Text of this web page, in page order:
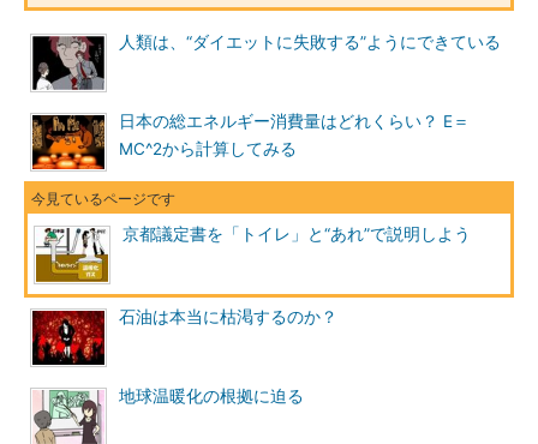
人類は、“ダイエットに失敗する”ようにできている
日本の総エネルギー消費量はどれくらい？ E＝
MC^2から計算してみる
京都議定書を「トイレ」と“あれ”で説明しよう
石油は本当に枯渇するのか？
地球温暖化の根拠に迫る